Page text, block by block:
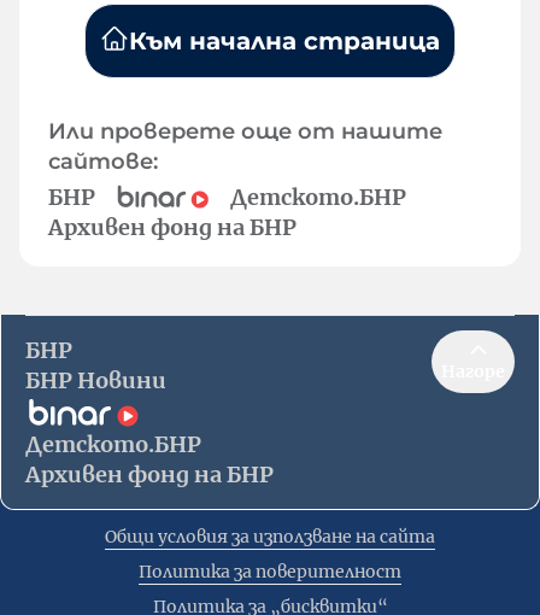
Към начална страница
Или проверете още от нашите
сайтове:
БНР
Детското.БНР
Архивен фонд на БНР
БНР
БНР Новини
Детското.БНР
Архивен фонд на БНР
Общи условия за използване на сайта
Политика за поверителност
Политика за „бисквитки“